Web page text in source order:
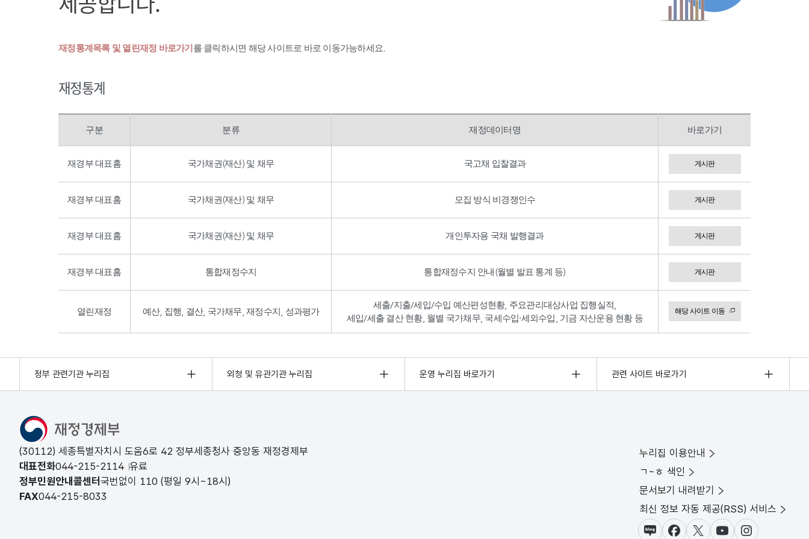
재정통계목록 및 열린재정 바로가기 를 클릭하시면 해당 사이트로 바로 이동가능하세요.
재정통계
구분 분류 재정데이터명 바로가기
재경부 대표홈 국가채권(재산) 및 채무 국고채 입찰결과 게시판
재경부 대표홈 국가채권(재산) 및 채무 모집 방식 비경쟁인수 게시판
재경부 대표홈 국가채권(재산) 및 채무 개인투자용 국채 발행결과 게시판
재경부 대표홈 통합재정수지 통합재정수지 안내(월별 발표 통계 등) 게시판
열린재정 예산, 집행, 결산, 국가채무, 재정수지, 성과평가
세출/지출/세입/수입 예산편성현황, 주요관리대상사업 집행실적,
세입/세출 결산 현황, 월별 국가채무, 국세수입·세외수입, 기금 자산운용 현황 등
해당 사이트 이동
정부 관련기관 누리집 외청 및 유관기관 누리집 운영 누리집 바로가기 관련 사이트 바로가기
(30112) 세종특별자치시 도움6로 42 정부세종청사 중앙동 재정경제부
대표전화044-215-2114 유료
정부민원안내콜센터 국번없이 110 (평일 9시~18시)
FAX044-215-8033
누리집 이용안내
ㄱ~ㅎ 색인
문서보기 내려받기
최신 정보 자동 제공(RSS) 서비스
블로그페이스북X(트위터)
유튜브인스타그램